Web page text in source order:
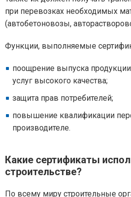
при перевозках необходимых
(автобетоновозы,
Функции, выполняемые
поощрение выпуска
услуг высокого качества;
защита прав потребителей;
повышение квалификации
производителе.
Какие сертификаты
строительстве?
По всему миру строительные